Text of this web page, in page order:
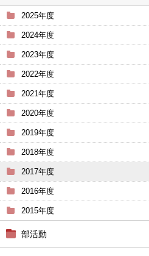
2025年度
2024年度
2023年度
2022年度
2021年度
2020年度
2019年度
2018年度
2017年度
2016年度
2015年度
部活動